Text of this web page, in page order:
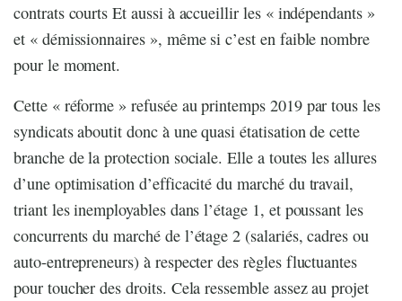
contrats courts Et aussi à accueillir les « indépendants »
et « démissionnaires », même si c’est en faible nombre
pour le moment.
Cette « réforme » refusée au printemps 2019 par tous les
syndicats aboutit donc à une quasi étatisation de cette
branche de la protection sociale. Elle a toutes les allures
d’une optimisation d’efficacité du marché du travail,
triant les inemployables dans l’étage 1, et poussant les
concurrents du marché de l’étage 2 (salariés, cadres ou
auto-entrepreneurs) à respecter des règles fluctuantes
pour toucher des droits. Cela ressemble assez au projet